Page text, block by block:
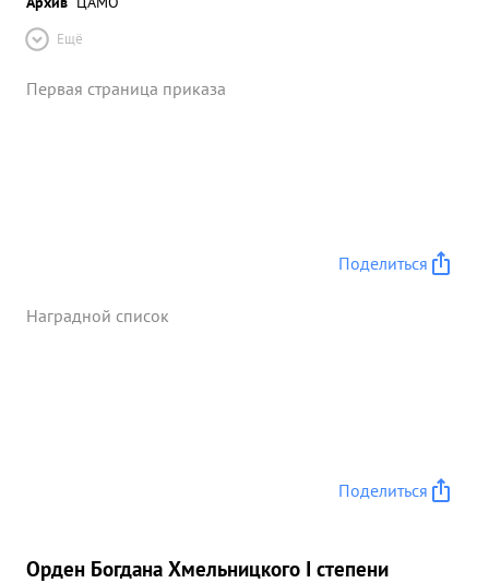
Ещё
Первая страница приказа
Поделиться
Наградной список
Поделиться
Орден Богдана Хмельницкого I степени